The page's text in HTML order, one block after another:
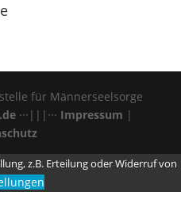
für Männerseelsorge
···|||··· Impressum |
z.B. Erteilung oder Widerruf von